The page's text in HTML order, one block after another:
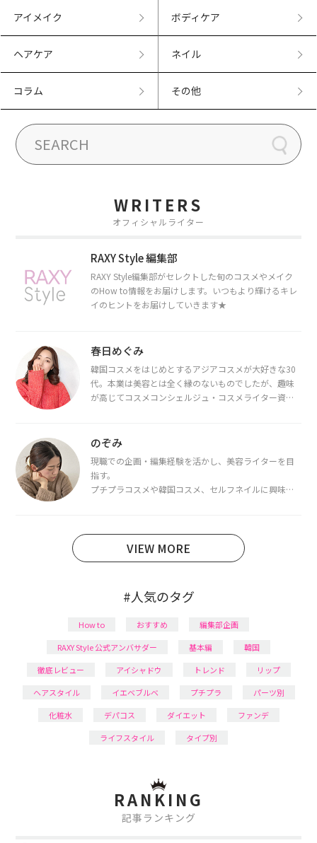
アイメイク ボディケア
ヘアケア ネイル
コラム その他
WRITERS
オフィシャルライター
RAXY Style 編集部
RAXY Style編集部がセレクトした旬のコスメやメイク
のHow to情報をお届けします。いつもより輝けるキレ
イのヒントをお届けしていきます★
春日めぐみ
韓国コスメをはじめとするアジアコスメが大好きな30
代。本業は美容とは全く縁のないものでしたが、趣味
が高じてコスメコンシェルジュ・コスメライター資格
断・骨格診断によるイメージコンサルティングも行っ
のぞみ
現職での企画・編集経験を活かし、美容ライターを目
指す。
プチプラコスメや韓国コスメ、セルフネイルに興味が
日本化粧品検定1級保有。
VIEW MORE
#人気のタグ
How to おすすめ
編集部企画
RAXY Style 公式アンバサダー
基本編
韓国
徹底レビュー
アイシャドウ トレンド
リップ
ヘアスタイル
イエベブルベ プチプラ
パーツ別
化粧水
デパコス ダイエット
ファンデ
ライフスタイル
タイプ別
RANKING
記事ランキング